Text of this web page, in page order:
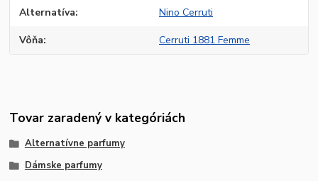
Alternatíva Nino Cerruti
Vôňa Cerruti 1881 Femme
Tovar zaradený v kategóriách
Alternatívne parfumy
Dámske parfumy